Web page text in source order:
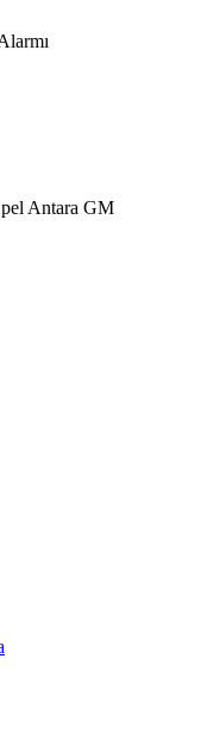
Antara GM